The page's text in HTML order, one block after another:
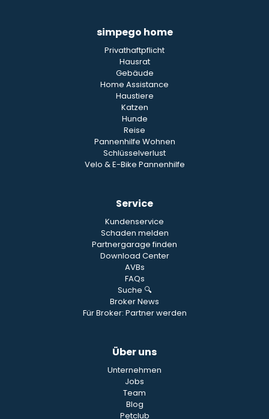
simpego home
Privathaftpflicht
Hausrat
Gebäude
Home Assistance
Haustiere
Katzen
Hunde
Reise
Pannenhilfe Wohnen
Schlüsselverlust
Velo & E-Bike Pannenhilfe
Service
Kundenservice
Schaden melden
Partnergarage finden
Download Center
AVBs
FAQs
Suche 🔍
Broker News
Für Broker: Partner werden
Über uns
Unternehmen
Jobs
Team
Blog
Petclub